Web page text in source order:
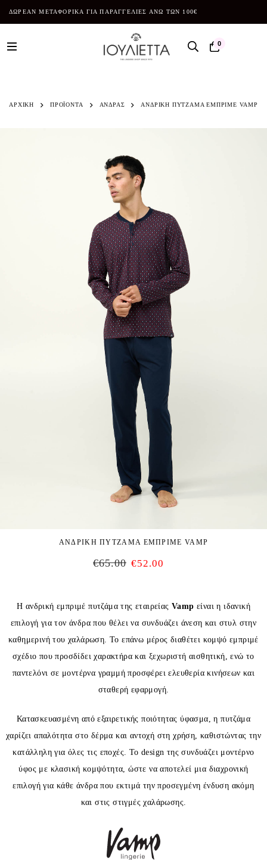
ΔΩΡΕΑΝ ΜΕΤΑΦΟΡΙΚΑ ΓΙΑ ΠΑΡΑΓΓΕΛΙΕΣ ΑΝΩ ΤΩΝ 100€
0
ΑΡΧΙΚΗ ΠΡΟΪΌΝΤΑ ΑΝΔΡΑΣ ΑΝΔΡΙΚΗ ΠΥΤΖΑΜΑ ΕΜΠΡΙΜΕ VAMP
ΑΝΔΡΙΚΗ ΠΥΤΖΑΜΑ ΕΜΠΡΙΜΕ VAMP
€65.00 €52.00
Η ανδρική εμπριμέ πυτζάμα της εταιρείας Vamp είναι η ιδανική
επιλογή για τον άνδρα που θέλει να συνδυάζει άνεση και στυλ στην
καθημερινή του χαλάρωση. Το επάνω μέρος διαθέτει κομψό εμπριμέ
σχέδιο που προσδίδει χαρακτήρα και ξεχωριστή αισθητική, ενώ το
παντελόνι σε μοντέρνα γραμμή προσφέρει ελευθερία κινήσεων και
σταθερή εφαρμογή.
Κατασκευασμένη από εξαιρετικής ποιότητας ύφασμα, η πυτζάμα
χαρίζει απαλότητα στο δέρμα και αντοχή στη χρήση, καθιστώντας την
κατάλληλη για όλες τις εποχές. Το design της συνδυάζει μοντέρνο
ύφος με κλασική κομψότητα, ώστε να αποτελεί μια διαχρονική
επιλογή για κάθε άνδρα που εκτιμά την προσεγμένη ένδυση ακόμη
και στις στιγμές χαλάρωσης.